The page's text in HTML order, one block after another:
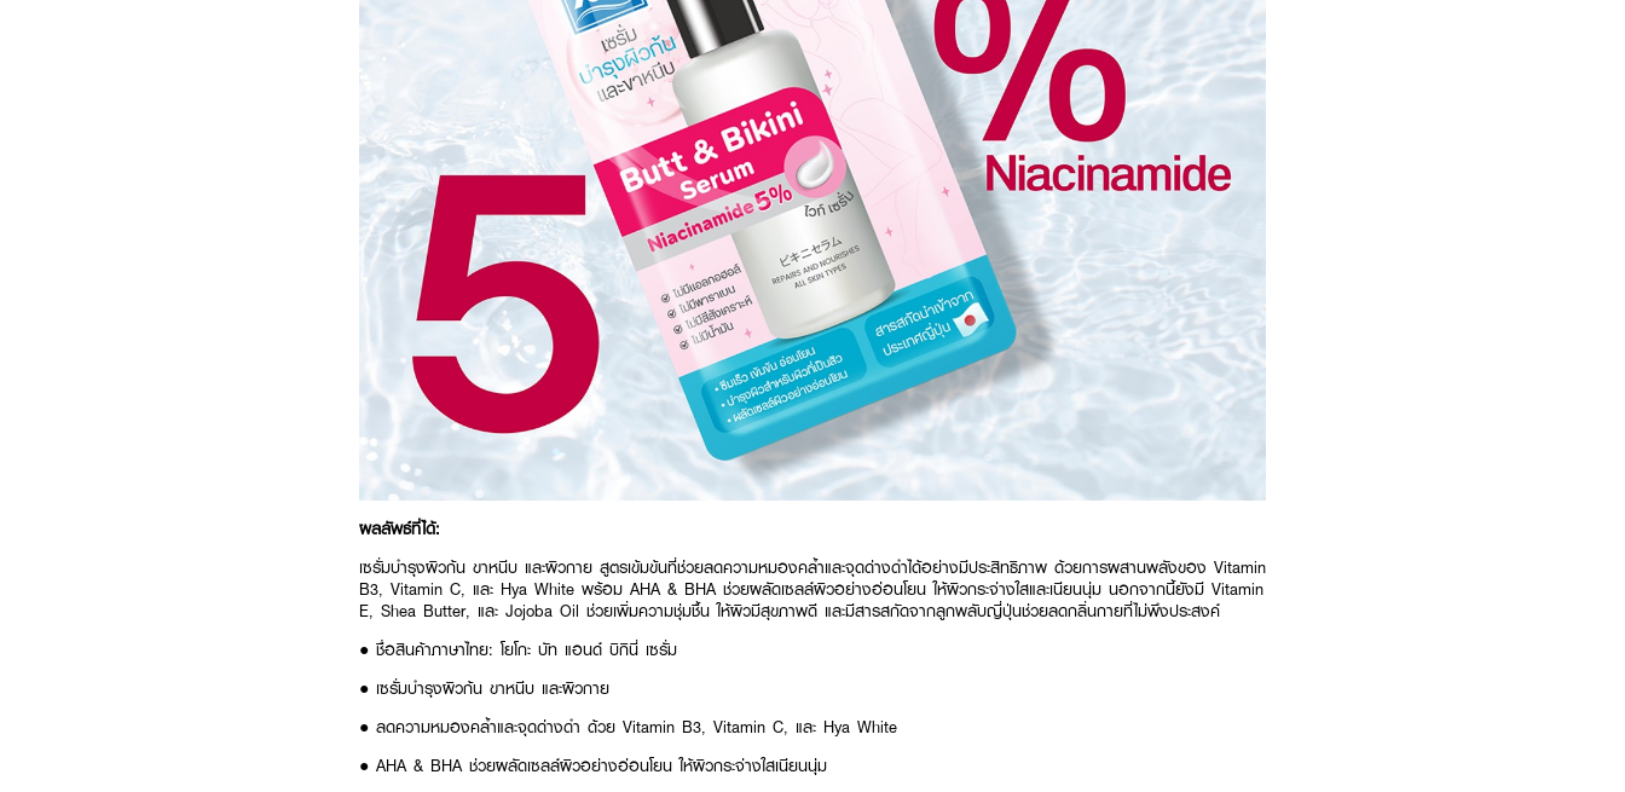
ผลลัพธ์ที่ได้:
เซรั่มบำรุงผิวก้น ขาหนีบ และผิวกาย สูตรเข้มข้นที่ช่วยลดความหมองคล้ำและจุดด่างดำได้อย่างมีประสิทธิภาพ ด้วยการผสานพลังของ Vitamin
B3, Vitamin C, และ Hya White พร้อม AHA & BHA ช่วยผลัดเซลล์ผิวอย่างอ่อนโยน ให้ผิวกระจ่างใสและเนียนนุ่ม นอกจากนี้ยังมี Vitamin
E, Shea Butter, และ Jojoba Oil ช่วยเพิ่มความชุ่มชื้น ให้ผิวมีสุขภาพดี และมีสารสกัดจากลูกพลับญี่ปุ่นช่วยลดกลิ่นกายที่ไม่พึงประสงค์
● ชื่อสินค้าภาษาไทย: โยโกะ บัท แอนด์ บิกินี่ เซรั่ม
● เซรั่มบำรุงผิวก้น ขาหนีบ และผิวกาย
● ลดความหมองคล้ำและจุดด่างดำ ด้วย Vitamin B3, Vitamin C, และ Hya White
● AHA & BHA ช่วยผลัดเซลล์ผิวอย่างอ่อนโยน ให้ผิวกระจ่างใสเนียนนุ่ม